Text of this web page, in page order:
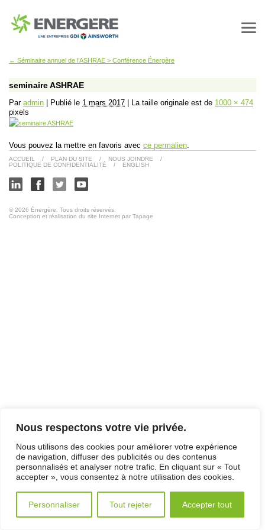
Nous respectons votre vie privée.
Nous utilisons des cookies pour améliorer votre expérience
de navigation, diffuser des publicités ou des contenus
personnalisés et analyser notre trafic. En cliquant sur « Tout
accepter », vous consentez à notre utilisation des cookies.
Personnaliser Tout rejeter Accepter tout
← Séminaire annuel de l’ASHRAE > Conférence Énergère
seminaire ASHRAE
Par admin Publié le 1 mars 2017 La taille originale est de 1000 × 474
pixels
Vous pouvez la mettre en favoris avec ce permalien
ACCUEIL / PLAN DU SITE / NOUS JOINDRE
/
POLITIQUE DE CONFIDENTIALITÉ
/ ENGLISH
© 2026 Énergère. Tous droits réservés.
Conception et réalisation du site Internet par Tapage